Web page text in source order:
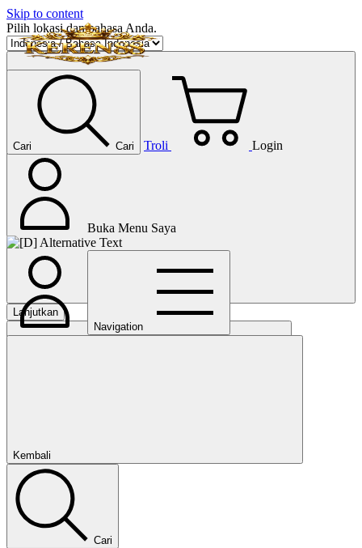
Skip to content
Pilih lokasi dan bahasa Anda.
Lanjutkan
Cari Cari Troli Login
Buka Menu Saya
Navigation
Kembali
Cari